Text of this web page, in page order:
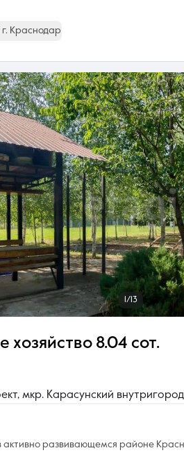
г. Краснодар
1/13
хозяйство 8.04 сот.
мкр. Карасунский
активно развивающемся районе